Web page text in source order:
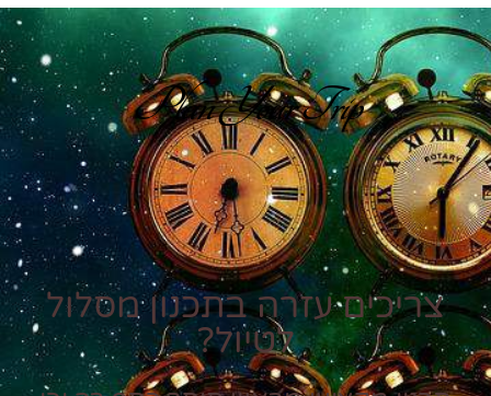
Plan Your Trip
צריכים עזרה בתכנון מסלול
לטיול?